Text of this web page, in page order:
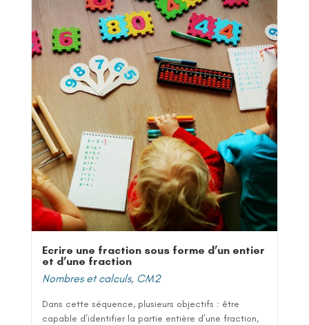
Ecrire une fraction sous forme d’un entier
et d’une fraction
Nombres et calculs, CM2
Dans cette séquence, plusieurs objectifs : être
capable d’identifier la partie entière d’une fraction,